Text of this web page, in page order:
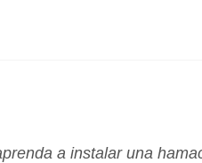
a instalar una